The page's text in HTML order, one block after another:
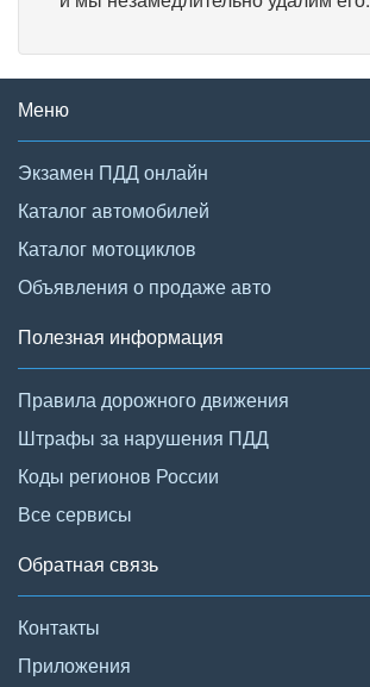
Меню
Экзамен ПДД онлайн
Каталог автомобилей
Каталог мотоциклов
Объявления о продаже авто
Полезная информация
Правила дорожного движения
Штрафы за нарушения ПДД
Коды регионов России
Все сервисы
Обратная связь
Контакты
Приложения